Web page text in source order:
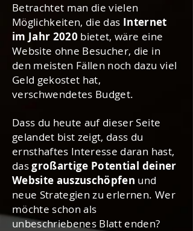
Betrachtet man die vielen
Möglichkeiten, die das Internet
im Jahr 2020 bietet, wäre eine
Website ohne Besucher, die in
den meisten Fällen noch dazu viel
Geld gekostet hat,
verschwendetes Budget.
Dass du heute auf dieser Seite
gelandet bist zeigt, dass du
ernsthaftes Interesse daran hast,
dasgroßartige Potential deiner
Website auszuschöpfen und
neue Strategien zu erlernen. Wer
möchte schon als
unbeschriebenes Blatt enden?